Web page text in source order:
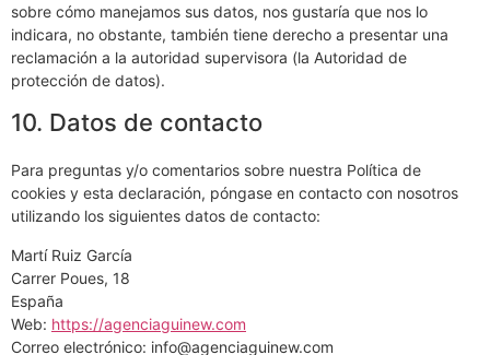
sobre cómo manejamos sus datos, nos gustaría que nos lo
indicara, no obstante, también tiene derecho a presentar una
reclamación a la autoridad supervisora (la Autoridad de
protección de datos).
10. Datos de contacto
Para preguntas y/o comentarios sobre nuestra Política de
cookies y esta declaración, póngase en contacto con nosotros
utilizando los siguientes datos de contacto:
Martí Ruiz García
Carrer Poues, 18
España
Web: https://agenciaguinew.com
Correo electrónico: info@agenciaguinew.com